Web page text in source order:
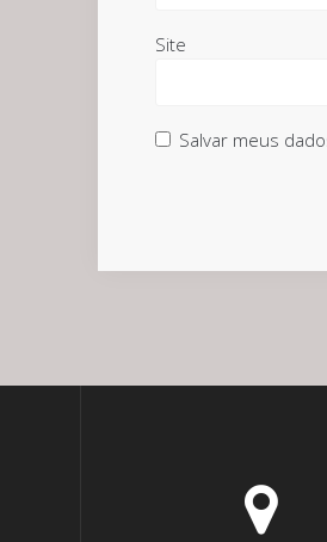
Site
Salvar meus